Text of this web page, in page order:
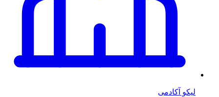
لیکو آکادمی